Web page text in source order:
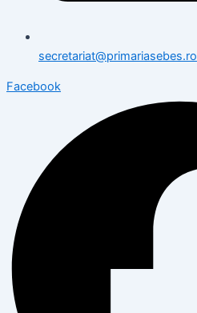
secretariat@primariasebes.ro
Facebook